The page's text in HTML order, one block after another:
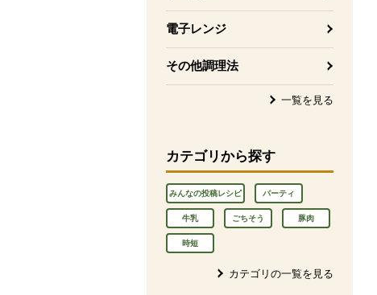
電子レンジ
その他調理法
一覧を見る
カテゴリから探す
みんなの投稿レシピ パーティ
牛乳 ごちそう 豚肉
時短
カテゴリの一覧を見る